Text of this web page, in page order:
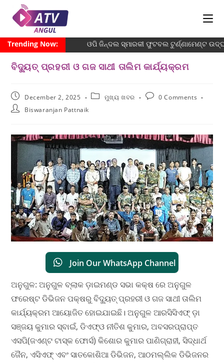
Trending Now: ଓପି ଜିନ୍ଦଲ ସ୍ମାରକୀ ଫୁଟବଲ ଟୁର୍ଣ୍ଣାମେଣ୍ଟ
ବିଦ୍ୟୁତ୍ ପ୍ରହରୀ ଓ ଗଜ ସାଥୀ ତାଲିମ କାର୍ଯ୍ୟକ୍ରମ
December 2, 2025 ମୁଖ୍ୟ ଖବର
0 Comments
Biswaranjan Pattnaik
Join Our WhatsApp Channel
ଅନୁଗୁଳ: ଅନୁଗୁଳ ବ୍ଲାକ ଡ଼ାଇମଣ୍ଡ ସଭା କକ୍ଷ ରେ ଅନୁଗୁଳ
ଫରେଷ୍ଟ ଡିଭିଜନ ପକ୍ଷରୁ ବିଦ୍ୟୁତ୍ ପ୍ରହରୀ ଓ ଗଜ ସାଥୀ ତାଲିମ
କାର୍ଯ୍ୟକ୍ରମ ଆୟୋଜିତ ହୋଇଯାଇଛି। ଅନୁଗୁଳ ଆରସିସିଏଫ୍ ଡ଼ା
ସଞ୍ଜୟ କୁମାର ସ୍ବାଇଁ, ଡିଏଫ୍ଓ ନୀତିଶ କୁମାର, ଅବସରପ୍ରାପ୍ତ
ଏସପି(ଜଏଣ୍ଟ ଟାସ୍କ ଫୋର୍ସ) କିଶୋର କୁମାର ପାଣିଗ୍ରାହୀ, ସିଦ୍ଧାର୍ଥ
ଜୈନ, ଏସିଏଫ୍ ଏବଂ ସାତକୋଶିଆ ଡିଭିଜନ, ଆଠମଲ୍ଲିକ ଡିଭିଜନର